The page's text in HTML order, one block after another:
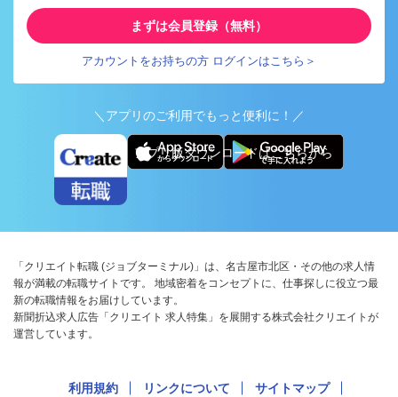
まずは会員登録（無料）
アカウントをお持ちの方 ログインはこちら＞
＼アプリのご利用でもっと便利に！／
アプリ版ダウンロードはこちらから
「クリエイト転職 (ジョブターミナル)」は、名古屋市北区・その他の求人情
報が満載の転職サイトです。 地域密着をコンセプトに、仕事探しに役立つ最
新の転職情報をお届けしています。
新聞折込求人広告「クリエイト 求人特集」を展開する株式会社クリエイトが
運営しています。
利用規約 リンクについて サイトマップ